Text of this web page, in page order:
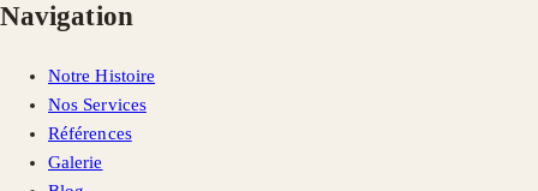
Navigation
Notre Histoire
Nos Services
Références
Galerie